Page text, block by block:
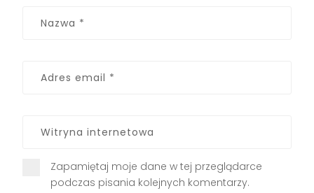
Zapamiętaj moje dane w tej przeglądarce
podczas pisania kolejnych komentarzy.